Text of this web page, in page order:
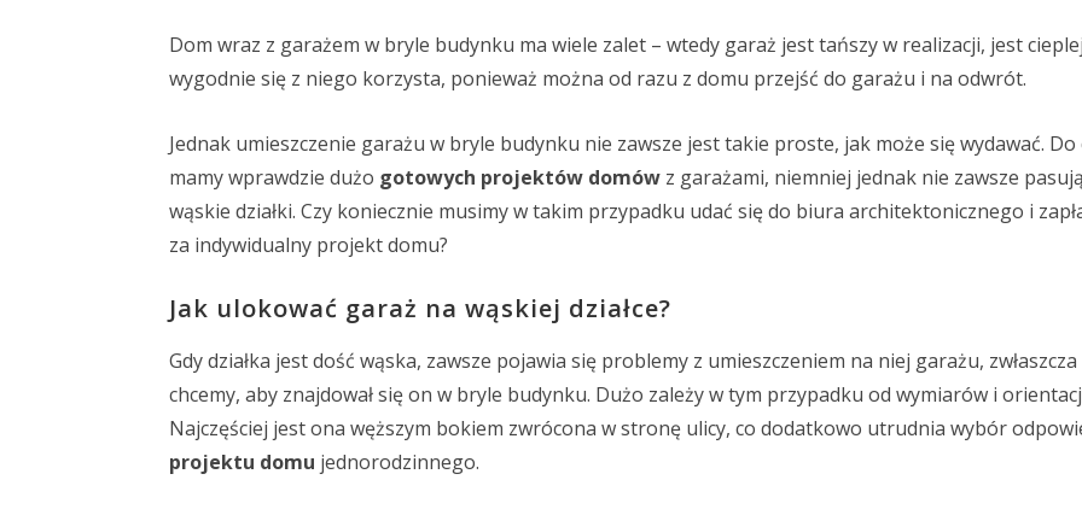
Dom wraz z garażem w bryle budynku ma wiele zalet – wtedy garaż jest tańszy w realizacji, jest
wygodnie się z niego korzysta, ponieważ można od razu z domu przejść do garażu i na odwrót.
Jednak umieszczenie garażu w bryle budynku nie zawsze jest takie proste, jak może się wydawać. Do
mamy wprawdzie dużo gotowych projektów domów z garażami, niemniej jednak nie zawsze
wąskie działki. Czy koniecznie musimy w takim przypadku udać się do biura architektonicznego i
za indywidualny projekt domu?
Jak ulokować garaż na wąskiej działce?
Gdy działka jest dość wąska, zawsze pojawia się problemy z umieszczeniem na niej garażu,
chcemy, aby znajdował się on w bryle budynku. Dużo zależy w tym przypadku od wymiarów i
Najczęściej jest ona węższym bokiem zwrócona w stronę ulicy, co dodatkowo utrudnia wybór
projektu domu jednorodzinnego.